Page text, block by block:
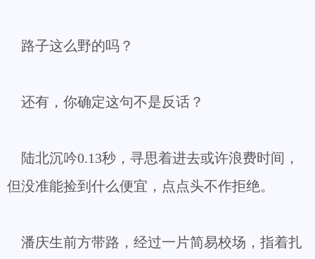
路子这么野的吗？
还有，你确定这句不是反话？
陆北沉吟0.13秒，寻思着进去或许浪费时间，
但没准能捡到什么便宜，点点头不作拒绝。
潘庆生前方带路，经过一片简易校场，指着扎